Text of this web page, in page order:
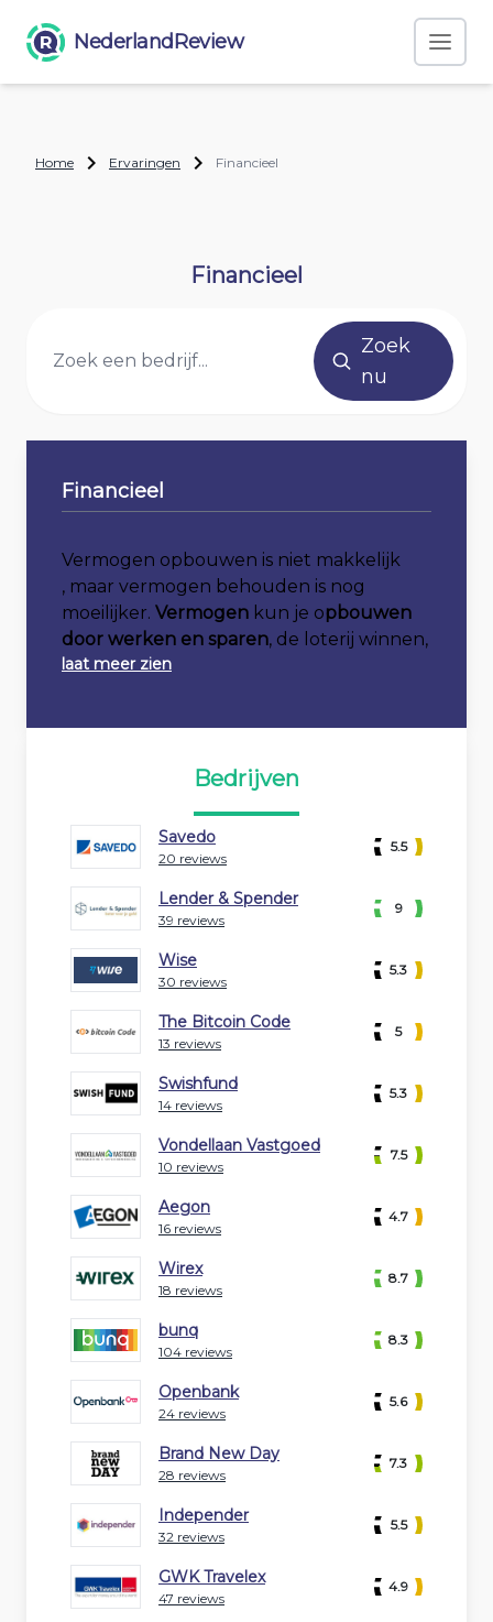
NederlandReview
Home Ervaringen Financieel
Financieel
Zoek
nu
Financieel
Vermogen opbouwen is niet makkelijk
, maar vermogen behouden is nog
moeilijker. Vermogen kun je opbouwen
door werken en sparen, de loterij winnen,
laat meer zien
Bedrijven
Savedo
20 reviews
5.5
Lender & Spender
39 reviews
9
Wise
30 reviews
5.3
The Bitcoin Code
13 reviews
5
Swishfund
14 reviews
5.3
Vondellaan Vastgoed
10 reviews
7.5
Aegon
16 reviews
4.7
Wirex
18 reviews
8.7
bunq
104 reviews
8.3
Openbank
24 reviews
5.6
Brand New Day
28 reviews
7.3
Independer
32 reviews
5.5
GWK Travelex
47 reviews
4.9